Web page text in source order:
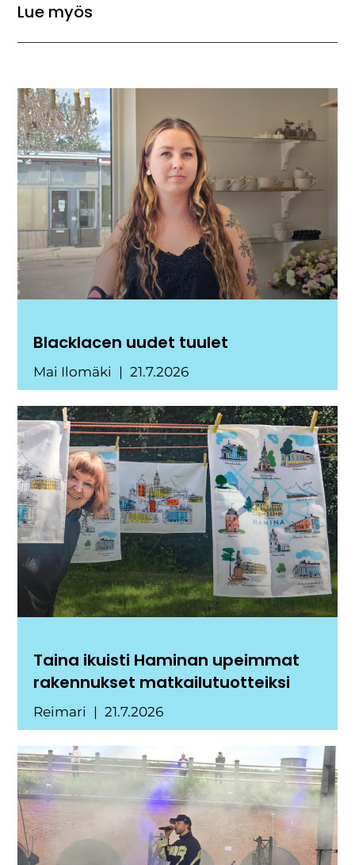
Lue myös
Blacklacen uudet tuulet
Mai Ilomäki 21.7.2026
Taina ikuisti Haminan upeimmat
rakennukset matkailutuotteiksi
Reimari 21.7.2026